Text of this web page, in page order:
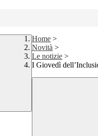
Home >
Novità >
Le notizie >
I Giovedì